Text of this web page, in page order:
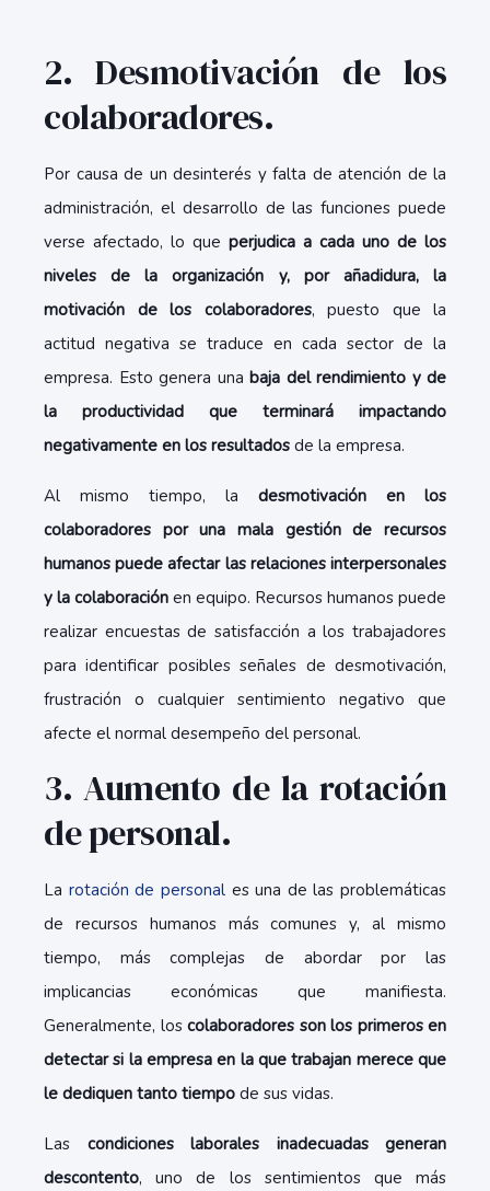
2. Desmotivación de los
colaboradores.
Por causa de un desinterés y falta de atención de la
administración, el desarrollo de las funciones puede
verse afectado, lo que perjudica a cada uno de los
niveles de la organización y, por añadidura, la
motivación de los colaboradores, puesto que la
actitud negativa se traduce en cada sector de la
empresa. Esto genera una baja del rendimiento y de
la productividad que terminará impactando
negativamente en los resultados de la empresa.
Al mismo tiempo, la desmotivación en los
colaboradores por una mala gestión de recursos
humanos puede afectar las relaciones interpersonales
y la colaboración en equipo. Recursos humanos puede
realizar encuestas de satisfacción a los trabajadores
para identificar posibles señales de desmotivación,
frustración o cualquier sentimiento negativo que
afecte el normal desempeño del personal.
3. Aumento de la rotación
de personal.
La rotación de personal es una de las problemáticas
de recursos humanos más comunes y, al mismo
tiempo, más complejas de abordar por las
implicancias económicas que manifiesta.
Generalmente, loscolaboradores son los primeros en
detectar si la empresa en la que trabajan merece que
le dediquen tanto tiempo de sus vidas.
Las condiciones laborales inadecuadas generan
descontento, uno de los sentimientos que más